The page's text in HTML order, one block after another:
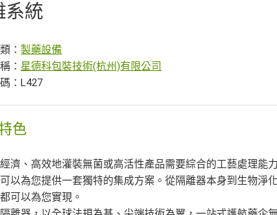
系統
：製藥設備
： 星德科包裝技術(杭州)有限公司
：L427
色
濟、高效地灌裝無菌或高活性產品需要綜合的工藝處理能
以為您提供一套獨特的集成方案。從隔離器本身到生物
可以為您實現。